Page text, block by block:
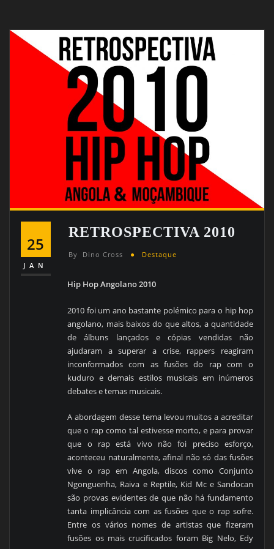
25
JAN
RETROSPECTIVA 2010
By Dino Cross Destaque
Hip Hop Angolano 2010
2010 foi um ano bastante polémico para o hip hop
angolano, mais baixos do que altos, a quantidade
de álbuns lançados e cópias vendidas não
ajudaram a superar a crise, rappers reagiram
inconformados com as fusões do rap com o
kuduro e demais estilos musicais em inúmeros
debates e temas musicais.
A abordagem desse tema levou muitos a acreditar
que o rap como tal estivesse morto, e para provar
que o rap está vivo não foi preciso esforço,
aconteceu naturalmente, afinal não só das fusões
vive o rap em Angola, discos como Conjunto
Ngonguenha, Raiva e Reptile, Kid Mc e Sandocan
são provas evidentes de que não há fundamento
tanta implicância com as fusões que o rap sofre.
Entre os vários nomes de artistas que fizeram
fusões os mais crucificados foram Big Nelo, Edy